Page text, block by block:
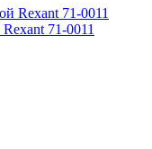
71-0011